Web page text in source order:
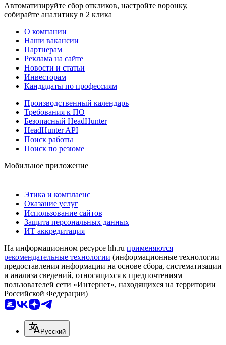
Автоматизируйте сбор откликов, настройте воронку,
собирайте аналитику в 2 клика
О компании
Наши вакансии
Партнерам
Реклама на сайте
Новости и статьи
Инвесторам
Кандидаты по профессиям
Производственный календарь
Требования к ПО
Безопасный HeadHunter
HeadHunter API
Поиск работы
Поиск по резюме
Мобильное приложение
Этика и комплаенс
Оказание услуг
Использование сайтов
Защита персональных данных
ИТ аккредитация
На информационном ресурсе hh.ru применяются
рекомендательные технологии (информационные технологии
предоставления информации на основе сбора, систематизации
и анализа сведений, относящихся к предпочтениям
пользователей сети «Интернет», находящихся на территории
Российской Федерации)
Русский